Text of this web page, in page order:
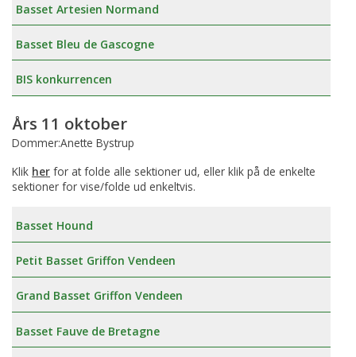
Basset Artesien Normand
Basset Bleu de Gascogne
BIS konkurrencen
Års 11 oktober
Dommer:Anette Bystrup
Klik her for at folde alle sektioner ud, eller klik på de enkelte
sektioner for vise/folde ud enkeltvis.
Basset Hound
Petit Basset Griffon Vendeen
Grand Basset Griffon Vendeen
Basset Fauve de Bretagne